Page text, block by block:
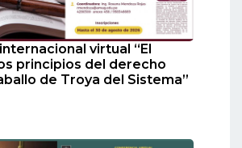
virtual “El
principios del derecho
de Troya del Sistema”